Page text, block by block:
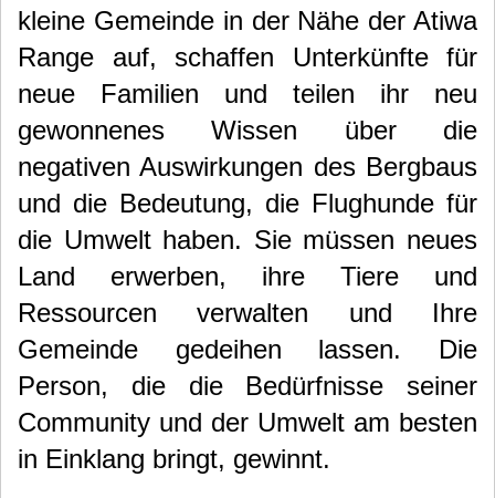
kleine Gemeinde in der Nähe der Atiwa
Range auf, schaffen Unterkünfte für
neue Familien und teilen ihr neu
gewonnenes Wissen über die
negativen Auswirkungen des Bergbaus
und die Bedeutung, die Flughunde für
die Umwelt haben. Sie müssen neues
Land erwerben, ihre Tiere und
Ressourcen verwalten und Ihre
Gemeinde gedeihen lassen. Die
Person, die die Bedürfnisse seiner
Community und der Umwelt am besten
in Einklang bringt, gewinnt.